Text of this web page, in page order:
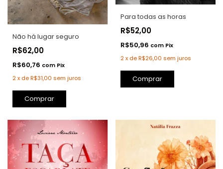
Não há lugar seguro
R$62,00
R$60,76 com Pix
2x deR$31,00 sem juros
Comprar
Para todas as horas
R$52,00
R$50,96 com Pix
2 x deR$26,00 sem juros
Comprar